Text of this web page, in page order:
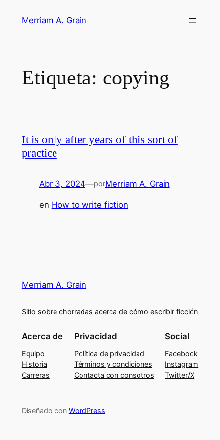
Merriam A. Grain
Etiqueta: copying
It is only after years of this sort of
practice
Abr 3, 2024—porMerriam A. Grain
en How to write fiction
Merriam A. Grain
Sitio sobre chorradas acerca de cómo escribir ficción
Acerca de
Equipo
Historia
Carreras
Privacidad
Política de privacidad
Términos y condiciones
Contacta con consotros
Social
Facebook
Instagram
Twitter/X
Diseñado con WordPress